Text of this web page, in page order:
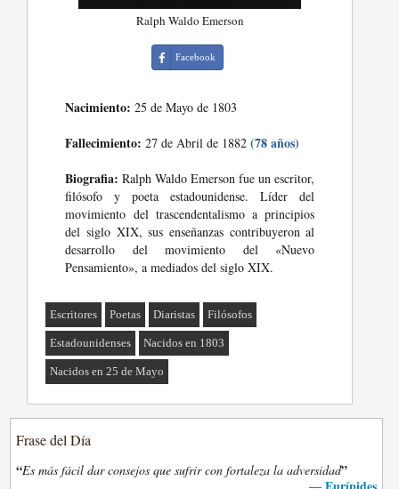
Ralph Waldo Emerson
Facebook
Nacimiento: 25 de Mayo de 1803
Fallecimiento: 27 de Abril de 1882(78 años)
Biografia: Ralph Waldo Emerson fue un escritor,
filósofo y poeta estadounidense. Líder del
movimiento del trascendentalismo a principios
del siglo XIX, sus enseñanzas contribuyeron al
desarrollo del movimiento del «Nuevo
Pensamiento», a mediados del siglo XIX.
Escritores Poetas Diaristas Filósofos
Estadounidenses Nacidos en 1803
Nacidos en 25 de Mayo
Frase del Día
“Es más fácil dar consejos que sufrir con fortaleza la adversidad”